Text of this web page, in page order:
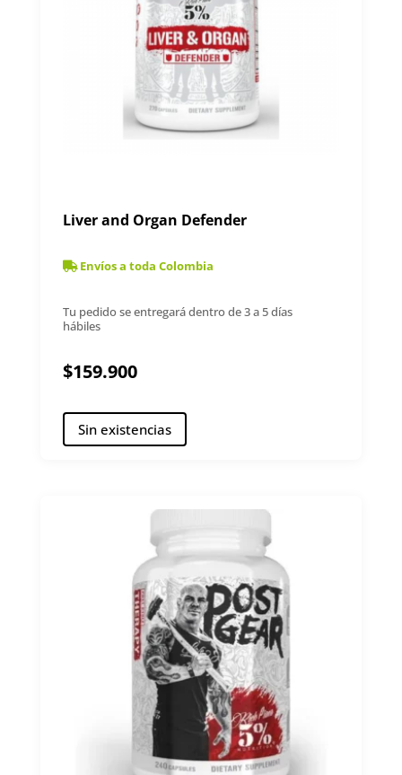
Liver and Organ Defender
Envíos a toda Colombia
Tu pedido se entregará dentro de 3 a 5 días
hábiles
$159.900
Sin existencias